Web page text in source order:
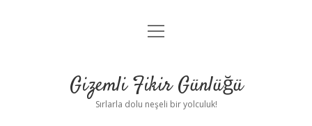
Anasayfa
Yasal Uyarı
menüyü
Gizemli Fikir Günlüğü
Sırlarla dolu neşeli bir yolculuk!